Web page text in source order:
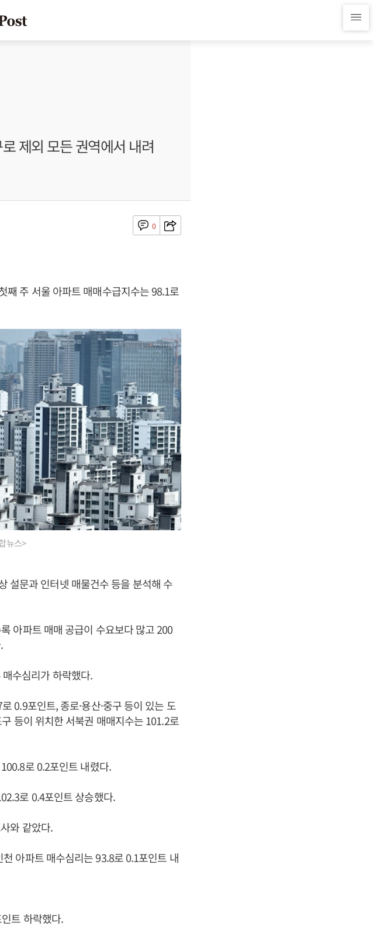
제외 모든 권역에서 내려
0
주 서울 아파트 매매수급지수는 98.1로
뉴스>
설문과 인터넷 매물건수 등을 분석해 수
아파트 매매 공급이 수요보다 많고 200
수심리가 하락했다.
0.9포인트, 종로·용산·중구 등이 있는 도
등이 위치한 서북권 매매지수는 101.2로
로 0.2포인트 내렸다.
로 0.4포인트 상승했다.
와 같았다.
아파트 매수심리는 93.8로 0.1포인트 내
트 하락했다.